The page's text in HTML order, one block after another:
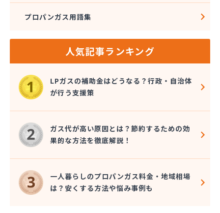
熊本石油株式会社 阿蘇充填所
熊本石油株式会社 宇土充填所
熊本石油株式会社 人吉充填・油槽所
熊本石油株式会社 人吉充填・油槽所
熊本石油株式会社 八代ガスセンター
光永プロパン店
幸輝住設株式会社
広瀬プロパン
荒木商店
合資会社阿蘇プロパン商会
合資会社花田プロパン
合資会社台信商店
佐伯商店
堺プロパン店
三愛オブリガス九州株式会社 熊本営業所
三愛オブリガス九州株式会社 熊本支店
プロパンガス用語集
人気記事ランキング
LPガスの補助金はどうなる？行政・自治体
が行う支援策
ガス代が高い原因とは？節約するための効
果的な方法を徹底解説！
一人暮らしのプロパンガス料金・地域相場
は？安くする方法や悩み事例も